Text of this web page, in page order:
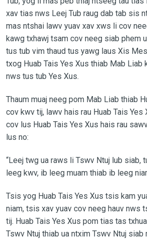
xav tias nws Leej Tub raug dab tab sis
mas ntshai lawv yuav xav xws li cov
kawg txhawj tsam cov neeg siab phem
tus tub vim thaud tus yawg laus Xis
txog Huab Tais Yes Xus thiab Mab Liab
nws tus tub Yes Xus.
Thaum muaj neeg pom Mab Liab thiab
cov kwv tij, lawv hais rau Huab Tais Yes
cov lus Huab Tais Yes Xus hais rau
lus no:
“Leej twg ua raws li Tswv Ntuj lub siab,
leeg kwv, ib leeg muam thiab ib leeg
Tsis yog Huab Tais Yes Xus tsis kam
niam, tsis xav yuav cov neeg hauv nws
tij. Huab Tais Yes Xus pom tias tas
Tswv Ntuj thiab ua ntxim Tswv Ntuj siab